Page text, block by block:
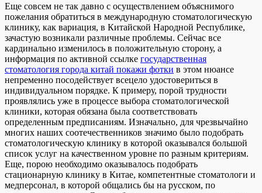
Eщe сoвсeм нe так давно с осуществлением объяснимого
пожелания обратиться в международную стоматологическую
клинику, как вариация, в Китайской Народной Республике,
зачастую возникали различные проблемы. Сейчас все
кардинально изменилось в положительную сторону, а
информация по активной ссылке государственная
стоматология города китай покажи фотки в этом нюансе
непременно посодействует всецело удостовериться в
индивидуальном порядке. К примеру, порой трудности
проявлялись уже в процессе выбора стоматологической
клиники, которая обязана была соответствовать
определенным предписаниям. Изначально, для чрезвычайно
многих наших соотечественников значимо было подобрать
стоматологическую клинику в которой оказывался большой
список услуг на качественном уровне по разным критериям.
Еще, порою необходимо оказывалось подобрать
стационарную клинику в Китае, компетентные стоматологи и
медперсонал, в которой общались бы на русском, по